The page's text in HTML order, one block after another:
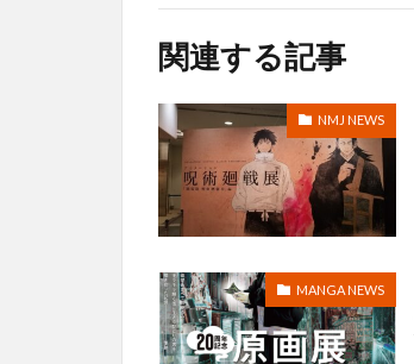
関連する記事
NMJ NEWS
MANGA NEWS